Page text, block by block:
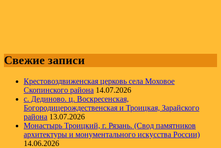
Свежие записи
Крестовоздвиженская церковь села Моховое
Скопинского района 14.07.2026
с. Дединово. ц. Воскресенская,
Богородицерождественская и Троицкая, Зарайского
района 13.07.2026
Монастырь Троицкий, г. Рязань. (Свод памятников
архитектуры и монументального искусства России)
14.06.2026